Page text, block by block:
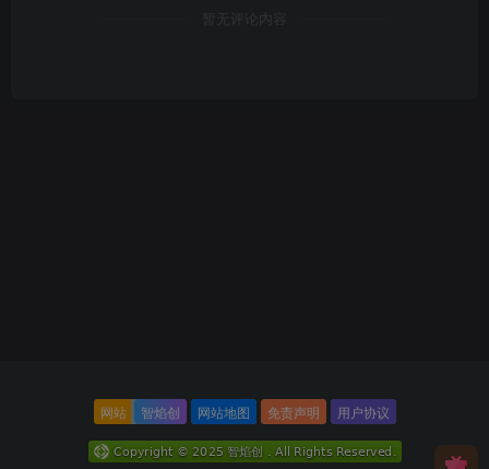
暂无评论内容
网站 智焰创 网站地图 免责声明 用户协议